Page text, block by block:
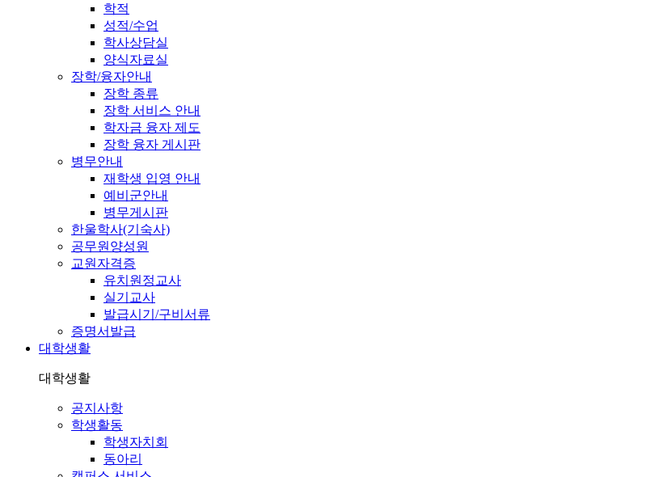
학적
성적/수업
학사상담실
양식자료실
장학/융자안내
장학 종류
장학 서비스 안내
학자금 융자 제도
장학 융자 게시판
병무안내
재학생 입영 안내
예비군안내
병무게시판
한울학사(기숙사)
공무원양성원
교원자격증
유치원정교사
실기교사
발급시기/구비서류
증명서발급
대학생활
대학생활
공지사항
학생활동
학생자치회
동아리